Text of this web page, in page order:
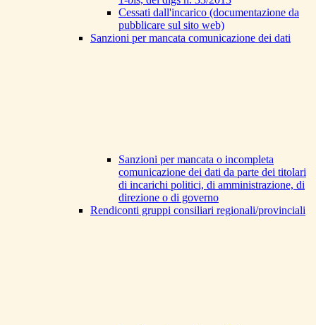
Cessati dall'incarico (documentazione da
pubblicare sul sito web)
Sanzioni per mancata comunicazione dei dati
Sanzioni per mancata o incompleta
comunicazione dei dati da parte dei titolari
di incarichi politici, di amministrazione, di
direzione o di governo
Rendiconti gruppi consiliari regionali/provinciali